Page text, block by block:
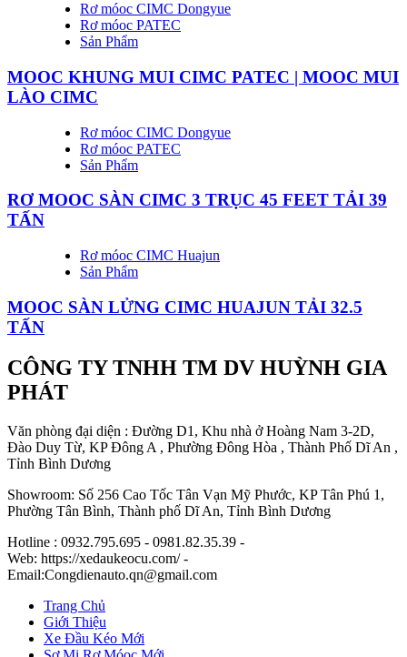
Rơ móoc CIMC Dongyue
Rơ móoc PATEC
Sản Phẩm
MOOC KHUNG MUI CIMC PATEC | MOOC MUI
LÀO CIMC
Rơ móoc CIMC Dongyue
Rơ móoc PATEC
Sản Phẩm
RƠ MOOC SÀN CIMC 3 TRỤC 45 FEET TẢI 39
TẤN
Rơ móoc CIMC Huajun
Sản Phẩm
MOOC SÀN LỬNG CIMC HUAJUN TẢI 32.5
TẤN
CÔNG TY TNHH TM DV HUỲNH GIA
PHÁT
Văn phòng đại diện : Đường D1, Khu nhà ở Hoàng Nam 3-2D,
Đào Duy Từ, KP Đông A , Phường Đông Hòa , Thành Phố Dĩ An ,
Tỉnh Bình Dương
Showroom: Số 256 Cao Tốc Tân Vạn Mỹ Phước, KP Tân Phú 1,
Phường Tân Bình, Thành phố Dĩ An, Tỉnh Bình Dương
Hotline : 0932.795.695 - 0981.82.35.39 -
Web: https://xedaukeocu.com/ -
Email:Congdienauto.qn@gmail.com
Trang Chủ
Giới Thiệu
Xe Đầu Kéo Mới